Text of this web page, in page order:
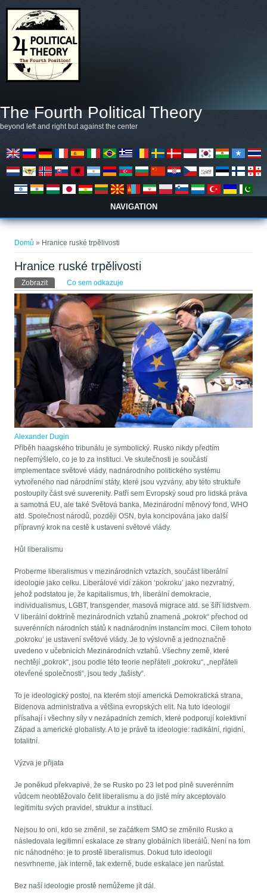
The Fourth Political Theory
beyond left and right but against the center
NAVIGATION
Jste zde
Domů » Hranice ruské trpělivosti
Hranice ruské trpělivosti
Hlavní záložky
Zobrazit(aktivní záložka)
Co sem odkazuje
Alexander Dugin
Příběh haagského tribunálu je symbolický. Rusko nikdy předtím
nepřemýšlelo, co je to za instituci. Ve skutečnosti je součástí
implementace světové vlády, nadnárodního politického systému
vytvořeného nad národními státy, které jsou vyzvány, aby této struktuře
postoupily část své suverenity. Patří sem Evropský soud pro lidská práva
a samotná EU, ale také Světová banka, Mezinárodní měnový fond, WHO
atd. Společnost národů, později OSN, byla koncipována jako další
přípravný krok na cestě k ustavení světové vlády.
Hůl liberalismu
Proberme liberalismus v mezinárodních vztazích, součást liberální
ideologie jako celku. Liberálové vidí zákon ‘pokroku’ jako nezvratný,
jehož podstatou je, že kapitalismus, trh, liberální demokracie,
individualismus, LGBT, transgender, masová migrace atd. se šíří lidstvem.
V liberální doktríně mezinárodních vztahů znamená „pokrok“ přechod od
suverénních národních států k nadnárodním instancím moci. Cílem tohoto
‚pokroku‘ je ustavení světové vlády. Je to výslovně a jednoznačně
uvedeno v učebnicích Mezinárodních vztahů. Všechny země, které
nechtějí „pokrok“, jsou podle této teorie nepřáteli „pokroku“, „nepřáteli
otevřené společnosti“, jsou tedy „fašisty“.
To je ideologický postoj, na kterém stojí americká Demokratická strana,
Bidenova administrativa a většina evropských elit. Na tuto ideologii
přísahají i všechny síly v nezápadních zemích, které podporují kolektivní
Západ a americké globalisty. A to je právě ta ideologie: radikální, rigidní,
totalitní.
Výzva je přijata
Je poněkud překvapivé, že se Rusko po 23 let pod plně suverénním
vůdcem neobtěžovalo čelit liberalismu a do jisté míry akceptovalo
legitimitu svých pravidel, struktur a institucí.
Nejsou to oni, kdo se změnil, se začátkem SMO se změnilo Rusko a
následovala legitimní eskalace ze strany globálních liberálů. Není na tom
nic náhodného: je to prostě liberalismus. Dokud tuto ideologii
nesvrhneme, jak interně, tak externě, bude eskalace jen narůstat.
Bez naší ideologie prostě nemůžeme jít dál.